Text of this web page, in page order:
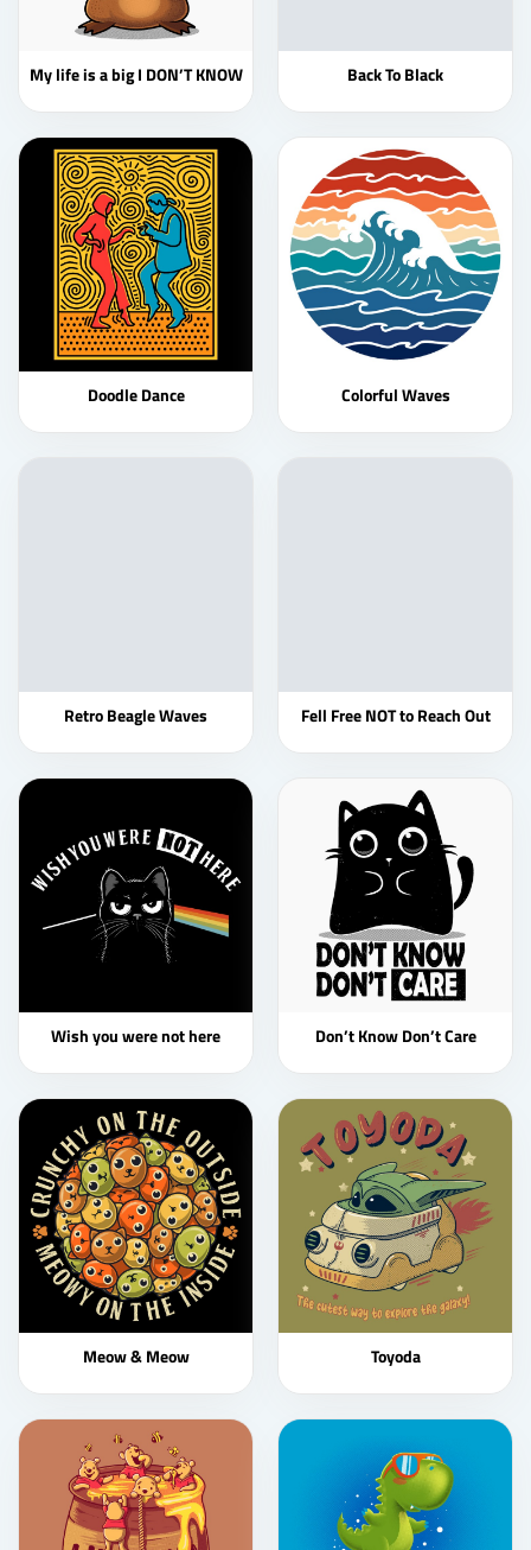
My life is a big I DON’T KNOW Back To Black
Doodle Dance Colorful Waves
Retro Beagle Waves Fell Free NOT to Reach Out
Wish you were not here Don’t Know Don’t Care
Meow & Meow Toyoda